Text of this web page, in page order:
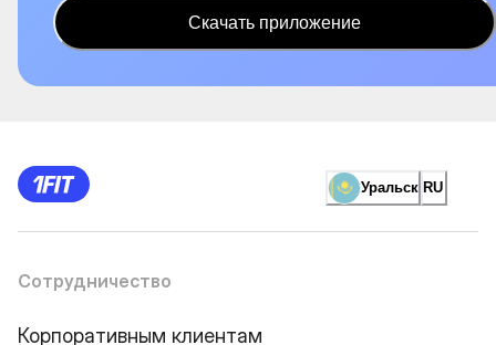
Скачать приложение
Уральск RU
Сотрудничество
Корпоративным клиентам